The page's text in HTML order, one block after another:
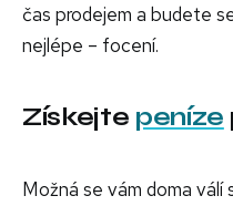
čas prodejem a budete
nejlépe – focení.
Získejte peníze
Možná se vám doma